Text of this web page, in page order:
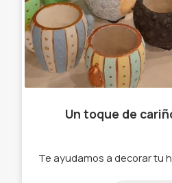
Un toque de